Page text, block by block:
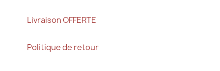
Livraison OFFERTE
Politique de retour